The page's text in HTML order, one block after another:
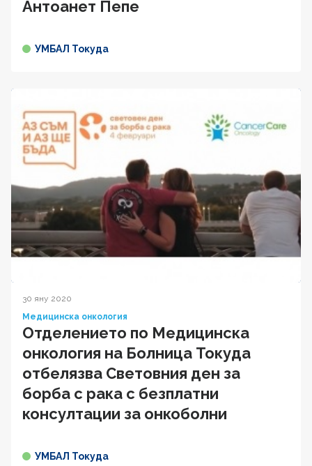
Антоанет Пепе
УМБАЛ Токуда
30 яну 2020
Медицинска онкология
Отделението по Медицинска
онкология на Болница Токуда
отбелязва Световния ден за
борба с рака с безплатни
консултации за онкоболни
УМБАЛ Токуда